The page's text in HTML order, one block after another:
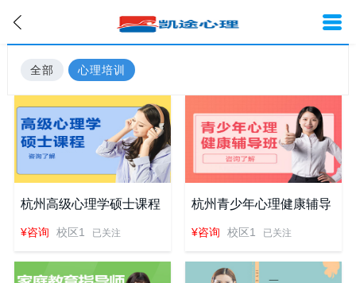
全部 心理培训
杭州高级心理学硕士课程
¥咨询 校区1 已关注
杭州青少年心理健康辅导
班
¥咨询 校区1 已关注